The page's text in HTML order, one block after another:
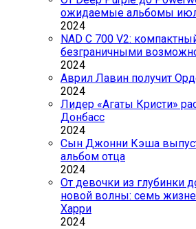
ожидаемые альбомы
2024
NAD C 700 V2:
безграничными
2024
Аврил Лавин получит
2024
Лидер «Агаты Кристи»
Донбасс
2024
Сын Джонни Кэша
альбом отца
2024
От девочки из глубинки
новой волны: семь
Харри
2024